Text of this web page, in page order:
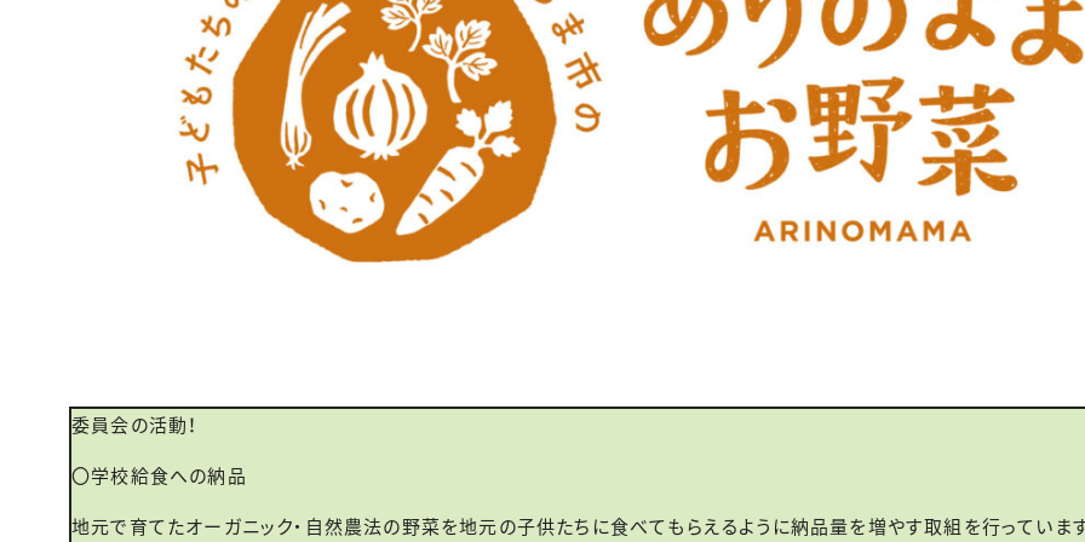
委員会の活動！
〇学校給食への納品
地元で育てたオーガニック・自然農法の野菜を地元の子供たちに食べてもらえるように納品量を増やす取組を行っていま